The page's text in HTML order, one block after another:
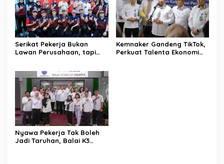
Serikat Pekerja Bukan
Lawan Perusahaan, tapi
Kemnaker Gandeng TikTok,
Perkuat Talenta Ekonomi
Nyawa Pekerja Tak Boleh
Jadi Taruhan, Balai K3